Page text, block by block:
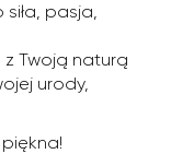
pasja,
z Twoją naturą
urody,